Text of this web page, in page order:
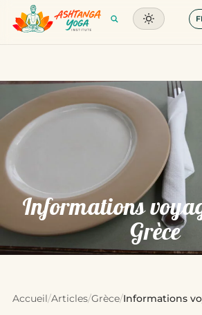
Formation
Glossaire
Informations
Grèce
Accueil/Articles/Grèce/Informations